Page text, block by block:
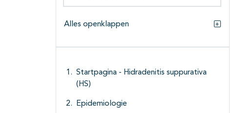
Alles openklappen
Startpagina - Hidradenitis suppurativa
(HS)
Epidemiologie